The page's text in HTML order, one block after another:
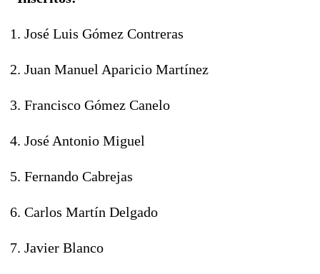
1. José Luis Gómez Contreras
2. Juan Manuel Aparicio Martínez
3. Francisco Gómez Canelo
4. José Antonio Miguel
5. Fernando Cabrejas
6. Carlos Martín Delgado
7. Javier Blanco